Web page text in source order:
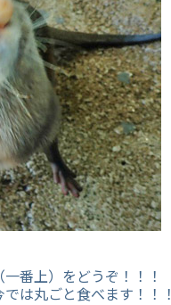
番上）をどうぞ！！！
は丸ごと食べます！！！